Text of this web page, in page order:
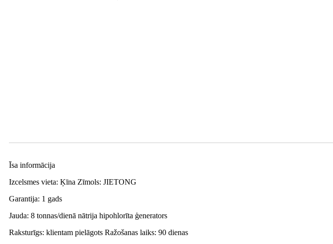
Īsa informācija
Izcelsmes vieta: Ķīna Zīmols: JIETONG
Garantija: 1 gads
Jauda: 8 tonnas/dienā nātrija hipohlorīta ģenerators
Raksturīgs: klientam pielāgots Ražošanas laiks: 90 dienas